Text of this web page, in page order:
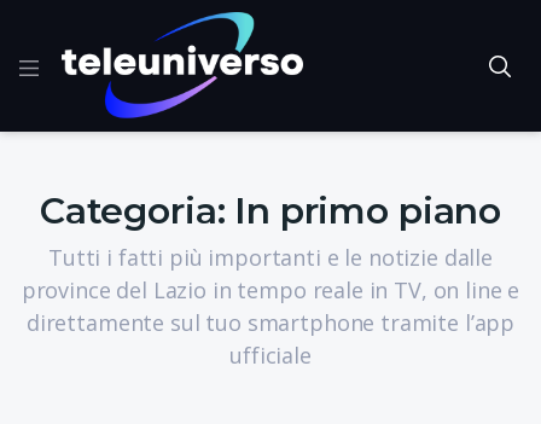
Categoria: In primo piano
Tutti i fatti più importanti e le notizie dalle
province del Lazio in tempo reale in TV, on line e
direttamente sul tuo smartphone tramite l’app
ufficiale